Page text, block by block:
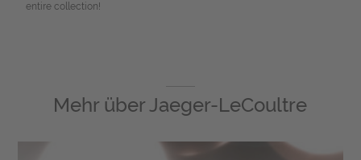
entire collection!
Mehr überJaeger-LeCoultre